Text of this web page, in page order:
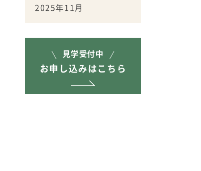
2025年11月
見学受付中
お申し込みはこちら